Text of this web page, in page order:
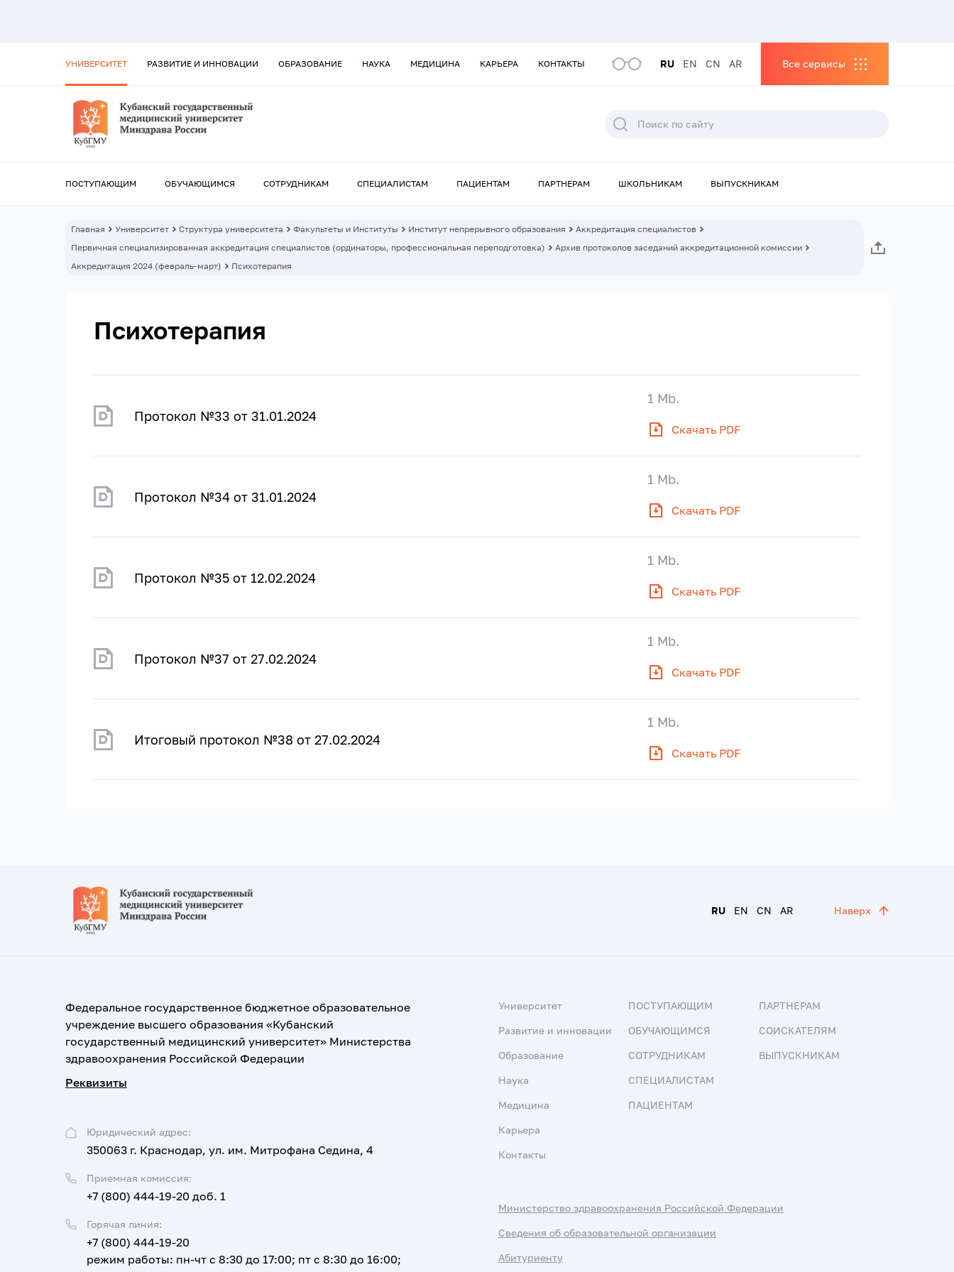
УНИВЕРСИТЕТ РАЗВИТИЕ И ИННОВАЦИИ ОБРАЗОВАНИЕ НАУКА МЕДИЦИНА КАРЬЕРА КОНТАКТЫ RU EN CN AR Все сервисы
ПОСТУПАЮЩИМ ОБУЧАЮЩИМСЯ СОТРУДНИКАМ СПЕЦИАЛИСТАМ ПАЦИЕНТАМ ПАРТНЕРАМ ШКОЛЬНИКАМ ВЫПУСКНИКАМ
Главная Университет Структура университета Факультеты и Институты Институт непрерывного образования
Аккредитация специалистов
Первичная специализированная аккредитация специалистов (ординаторы, профессиональная переподготовка)
Архив протоколов заседаний аккредитационной комиссии
Аккредитация 2024 (февраль-март)
Психотерапия
Психотерапия
Протокол №33 от 31.01.2024
Скачать PDF
1 Mb.
Протокол №34 от 31.01.2024
Скачать PDF
1 Mb.
Протокол №35 от 12.02.2024
Скачать PDF
1 Mb.
Протокол №37 от 27.02.2024
Скачать PDF
1 Mb.
Итоговый протокол №38 от 27.02.2024
Скачать PDF
1 Mb.
RU EN CN AR Наверх
Федеральное государственное бюджетное образовательное
учреждение высшего образования «Кубанский
государственный медицинский университет» Министерства
здравоохранения Российской Федерации
Реквизиты
Юридический адрес:
350063 г. Краснодар, ул. им. Митрофана Седина, 4
Приемная комиссия:
+7 (800) 444-19-20 доб. 1
Горячая линия:
+7 (800) 444-19-20
режим работы: пн-чт с 8:30 до 17:00; пт с 8:30 до 16:00;
Университет
Развитие и инновации
Образование
Наука
Медицина
Карьера
Контакты
ПОСТУПАЮЩИМ
ОБУЧАЮЩИМСЯ
СОТРУДНИКАМ
СПЕЦИАЛИСТАМ
ПАЦИЕНТАМ
ПАРТНЕРАМ
СОИСКАТЕЛЯМ
ВЫПУСКНИКАМ
Министерство здравоохранения Российской Федерации
Сведения об образовательной организации
Абитуриенту